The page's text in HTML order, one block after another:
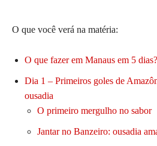
O que você verá na matéria:
O que fazer em Manaus em 5
Dia 1 – Primeiros goles de
ousadia
O primeiro mergulho no sabor
Jantar no Banzeiro: ousadia